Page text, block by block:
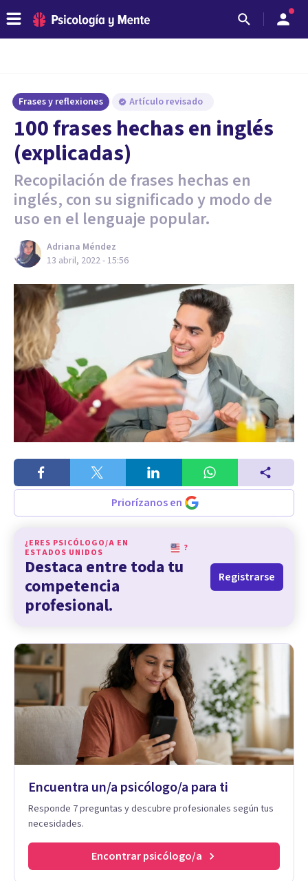
Frases y reflexiones Artículo revisado
100 frases hechas en inglés
(explicadas)
Recopilación de frases hechas en
inglés, con su significado y modo de
uso en el lenguaje popular.
Adriana Méndez
13 abril, 2022 - 15:56
Priorízanos en
¿ERES PSICÓLOGO/A EN
ESTADOS UNIDOS
?
Destaca entre toda tu
competencia
profesional.
Registrarse
Encuentra un/a psicólogo/a para ti
Responde 7 preguntas y descubre profesionales según tus
necesidades.
Encontrar psicólogo/a